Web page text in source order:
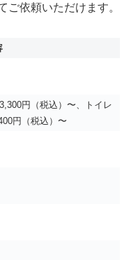
ご依頼いただけます。
円（税込）〜、トイレ
円（税込）〜